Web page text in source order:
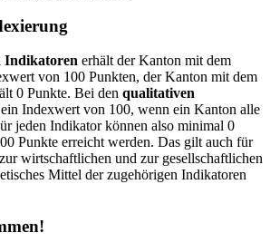
Indikatoren erhält der Kanton mit dem
von 100 Punkten, der Kanton mit dem
0 Punkte. Bei den qualitativen
Indexwert von 100, wenn ein Kanton alle
jeden Indikator können also minimal 0
Punkte erreicht werden. Das gilt auch für
wirtschaftlichen und zur gesellschaftlichen
Mittel der zugehörigen Indikatoren